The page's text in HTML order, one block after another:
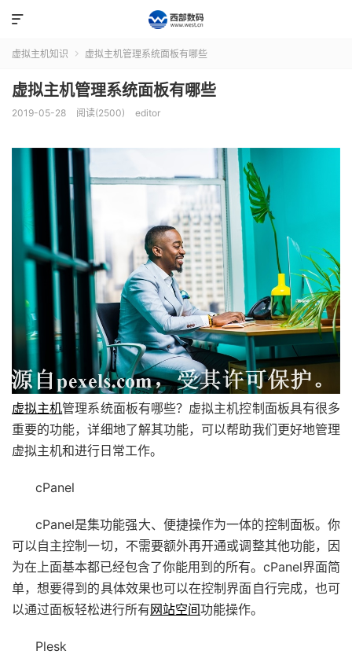

虚拟主机知识  虚拟主机管理系统面板有哪些
虚拟主机管理系统面板有哪些
2019-05-28 阅读(2500) editor
虚拟主机管理系统面板有哪些？虚拟主机控制面板具有很多
重要的功能，详细地了解其功能，可以帮助我们更好地管理
虚拟主机和进行日常工作。
cPanel
cPanel是集功能强大、便捷操作为一体的控制面板。你
可以自主控制一切，不需要额外再开通或调整其他功能，因
为在上面基本都已经包含了你能用到的所有。cPanel界面简
单，想要得到的具体效果也可以在控制界面自行完成，也可
以通过面板轻松进行所有网站空间功能操作。
Plesk